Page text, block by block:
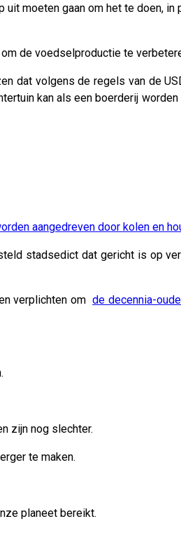
moeten gaan om het te doen, in
de voedselproductie te
dat volgens de regels van de
kan als een boerderij
aangedreven door kolen en
stadsedict dat gericht is op
verplichten omde decennia-
zijn nog slechter.
te maken.
planeet bereikt.